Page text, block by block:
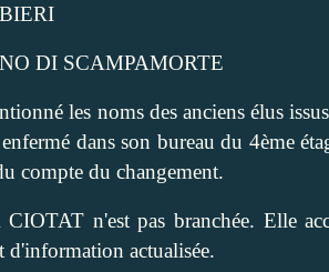
DI SCAMPAMORTE
les noms des anciens élus
dans son bureau du 4ème
compte du changement.
n'est pas branchée. Elle
d'information actualisée.